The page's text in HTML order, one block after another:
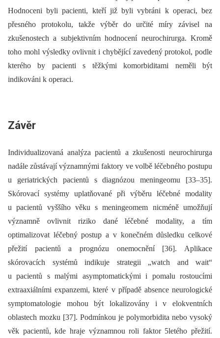
Hodnoceni byli pacienti, kteří již byli vybráni k operaci, bez
přesného protokolu, takže výběr do určité míry závisel na
zkušenostech a subjektivním hodnocení neurochirurga. Kromě
toho mohl výsledky ovlivnit i chybějící zavedený protokol, podle
kterého by pacienti s těžkými komorbiditami neměli být
indikováni k operaci.
Závěr
Individualizovaná analýza pacientů a zkušenosti neurochirurga
nadále zůstávají významnými faktory ve volbě léčebného postupu
u geriatrických pacientů s dia­gnózou meningeomu [33–35].
Skórovací systémy uplatňované při výběru léčebné modality
u pacientů vyššího věku s meningeomem nicméně umožňují
významně ovlivnit riziko dané léčebné modality, a tím
optimalizovat léčebný postup a v konečném důsledku celkové
přežití pacientů a prognózu onemocnění [36]. Aplikace
skórovacích systémů indikuje strategii „watch and wait“
u pacientů s malými asymptomatickými i pomalu rostoucími
extraaxiálními expanzemi, které v případě absence neurologické
symptomatologie mohou být lokalizovány i v elokventních
oblastech mozku [37]. Podmínkou je polymorbidita nebo vysoký
věk pacientů, kde hraje významnou roli faktor 5letého přežití.